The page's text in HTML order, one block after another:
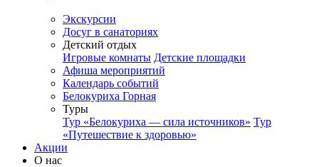
Экскурсии
Досуг в санаториях
Детский отдых
Игровые комнаты Детские площадки
Афиша мероприятий
Календарь событий
Белокуриха Горная
Туры
Тур «Белокуриха — сила источников» Тур
«Путешествие к здоровью»
Акции
О нас